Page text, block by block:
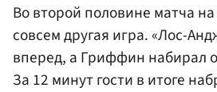
Во второй половине матча
совсем другая игра. «Лос-
вперед, а Гриффин набирал
За 12 минут гости в итоге